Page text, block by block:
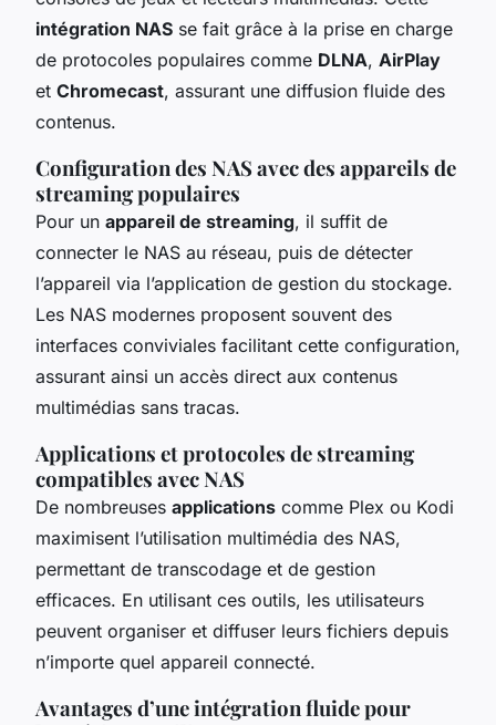
intégration NAS se fait grâce à la prise en charge
de protocoles populaires comme DLNA, AirPlay
et Chromecast, assurant une diffusion fluide des
contenus.
Configuration des NAS avec des appareils de
streaming populaires
Pour un appareil de streaming, il suffit de
connecter le NAS au réseau, puis de détecter
l’appareil via l’application de gestion du stockage.
Les NAS modernes proposent souvent des
interfaces conviviales facilitant cette configuration,
assurant ainsi un accès direct aux contenus
multimédias sans tracas.
Applications et protocoles de streaming
compatibles avec NAS
De nombreuses applications comme Plex ou Kodi
maximisent l’utilisation multimédia des NAS,
permettant de transcodage et de gestion
efficaces. En utilisant ces outils, les utilisateurs
peuvent organiser et diffuser leurs fichiers depuis
n’importe quel appareil connecté.
Avantages d’une intégration fluide pour